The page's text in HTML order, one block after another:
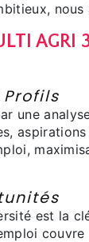
une
est la
couvre